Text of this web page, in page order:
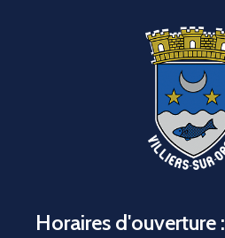
Horaires d'ouverture :